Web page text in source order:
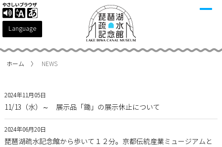
Language
ホーム NEWS
2024年11月05日
11/13（水）～ 展示品「鋤」の展示休止について
2024年06月20日
琵琶湖疏水記念館から歩いて１２分。京都伝統産業ミュージアムと